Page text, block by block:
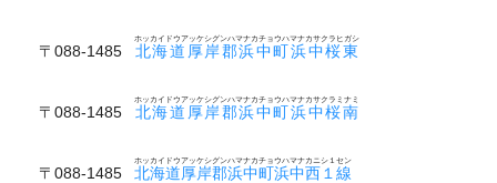
〒088-1485 北海道厚岸郡浜中町浜中桜東
ホッカイドウアッケシグンハマナカチョウハマナカサクラヒガシ
〒088-1485 北海道厚岸郡浜中町浜中桜南
ホッカイドウアッケシグンハマナカチョウハマナカサクラミナミ
〒088-1485 北海道厚岸郡浜中町浜中西１線
ホッカイドウアッケシグンハマナカチョウハマナカニシ１セン